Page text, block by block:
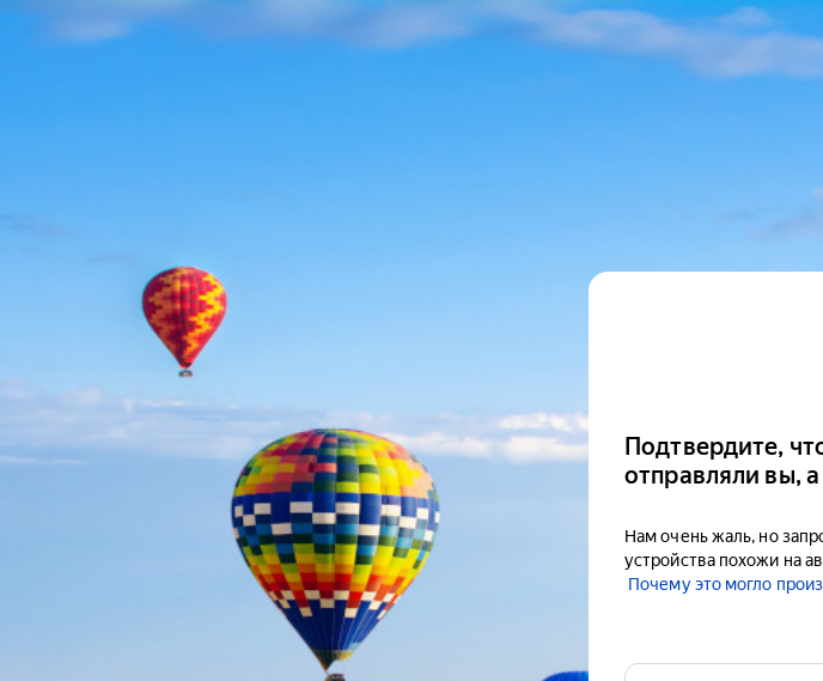
Подтвердите,
отправляли вы,
Нам очень жаль, но
устройства похожи на
Почему это могло